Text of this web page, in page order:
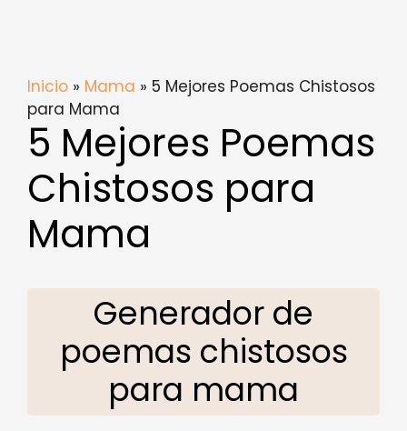
Inicio » Mama » 5 Mejores Poemas Chistosos
para Mama
5 Mejores Poemas
Chistosos para
Mama
Generador de
poemas chistosos
para mama